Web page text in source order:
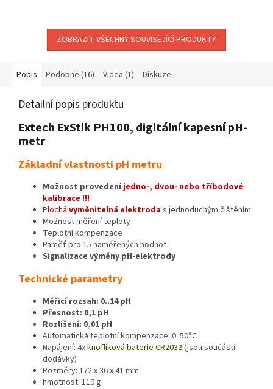
ZOBRAZIT VŠECHNY SOUVISEJÍCÍ PRODUKTY
Popis Podobné (16) Videa (1) Diskuze
Detailní popis produktu
Extech ExStik PH100, digitální kapesní pH-
metr
Základní vlastnosti pH metru
Možnost provedeníjedno-, dvou- nebo tříbodové
kalibrace !!!
Plochá vyměnitelná elektrodas jednoduchým čištěním
Možnost měření teploty
Teplotní kompenzace
Paměť pro 15 naměřených hodnot
Signalizace výměny pH-elektrody
Technické parametry
Měřicí rozsah: 0..14 pH
Přesnost: 0,1 pH
Rozlišení: 0,01 pH
Automatická teplotní kompenzace: 0..50°C
Napájení: 4xknoflíková baterie CR2032(jsou součástí
dodávky)
Rozměry: 172 x 36 x 41 mm
hmotnost: 110 g